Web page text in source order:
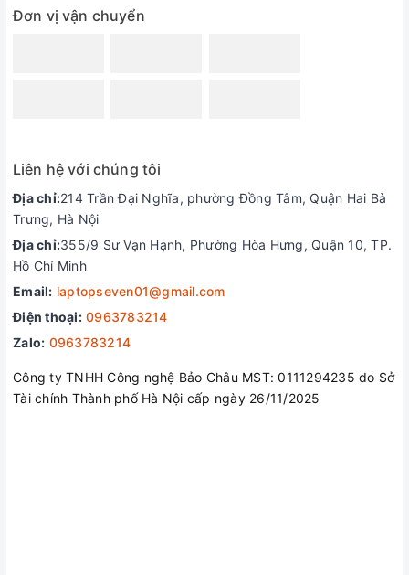
Đơn vị vận chuyển
Liên hệ với chúng tôi
Địa chỉ:214 Trần Đại Nghĩa, phường Đồng Tâm, Quận Hai Bà
Trưng, Hà Nội
Địa chỉ:355/9 Sư Vạn Hạnh, Phường Hòa Hưng, Quận 10, TP.
Hồ Chí Minh
Email: laptopseven01@gmail.com
Điện thoại: 0963783214
Zalo: 0963783214
Công ty TNHH Công nghệ Bảo Châu MST: 0111294235 do Sở
Tài chính Thành phố Hà Nội cấp ngày 26/11/2025